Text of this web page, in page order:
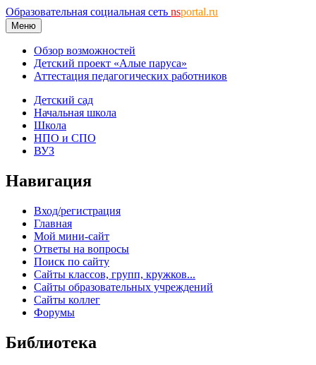
Образовательная социальная сеть nsportal.ru
Меню
Обзор возможностей
Детский проект «Алые паруса»
Аттестация педагогических работников
Детский сад
Начальная школа
Школа
НПО и СПО
ВУЗ
Навигация
Вход/регистрация
Главная
Мой мини-сайт
Ответы на вопросы
Поиск по сайту
Сайты классов, групп, кружков...
Сайты образовательных учреждений
Сайты коллег
Форумы
Библиотека